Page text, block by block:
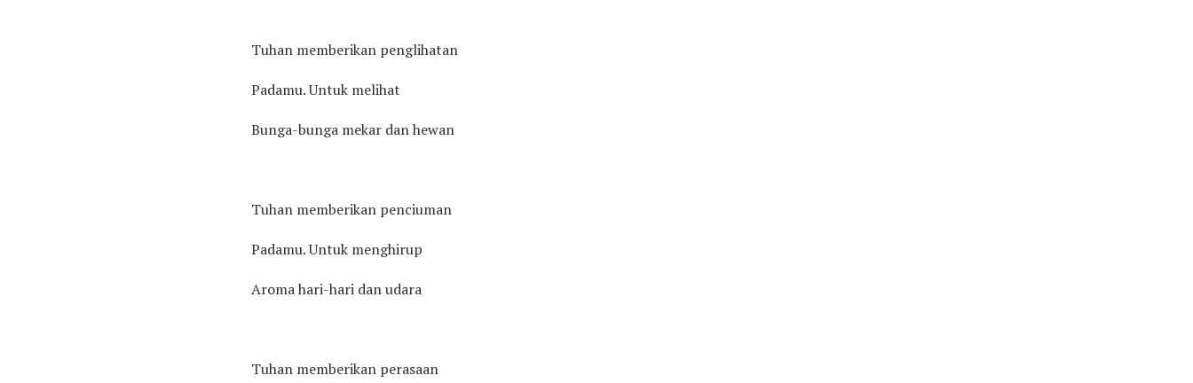
Tuhan memberikan penglihatan
Padamu. Untuk melihat
Bunga-bunga mekar dan hewan
Tuhan memberikan penciuman
Padamu. Untuk menghirup
Aroma hari-hari dan udara
Tuhan memberikan perasaan